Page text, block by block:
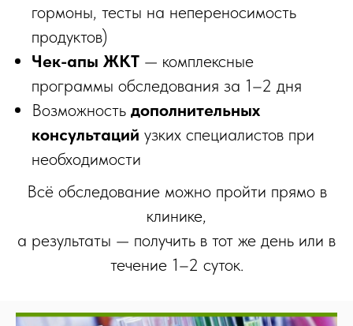
гормоны, тесты на непереносимость
продуктов)
Чек-апы ЖКТ — комплексные
программы обследования за 1–2 дня
Возможность дополнительных
консультаций узких специалистов при
необходимости
Всё обследование можно пройти прямо в
клинике,
а результаты — получить в тот же день или в
течение 1–2 суток.